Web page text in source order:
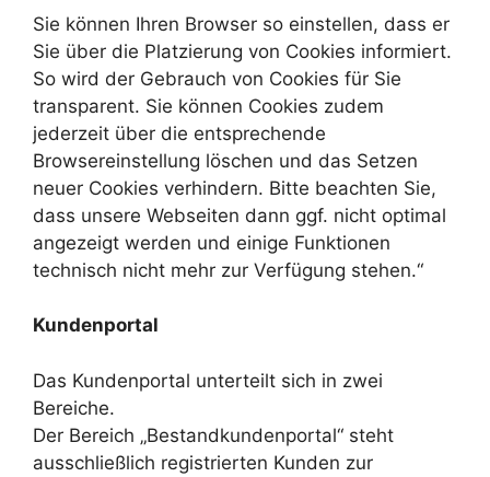
Sie können Ihren Browser so einstellen, dass er
Sie über die Platzierung von Cookies informiert.
So wird der Gebrauch von Cookies für Sie
transparent. Sie können Cookies zudem
jederzeit über die entsprechende
Browsereinstellung löschen und das Setzen
neuer Cookies verhindern. Bitte beachten Sie,
dass unsere Webseiten dann ggf. nicht optimal
angezeigt werden und einige Funktionen
technisch nicht mehr zur Verfügung stehen.“
Kundenportal
Das Kundenportal unterteilt sich in zwei
Bereiche.
Der Bereich „Bestandkundenportal“ steht
ausschließlich registrierten Kunden zur